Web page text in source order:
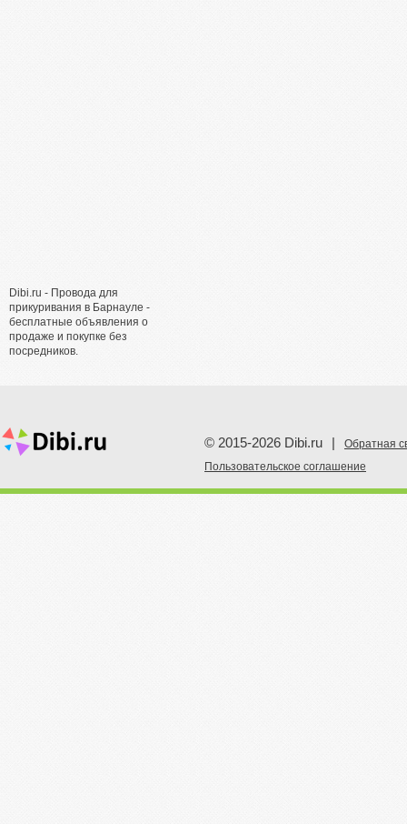
Dibi.ru - Провода для
прикуривания в Барнауле -
бесплатные объявления о
продаже и покупке без
посредников.
© 2015-2026 Dibi.ru
Обратная
Пoльзовательское соглашение